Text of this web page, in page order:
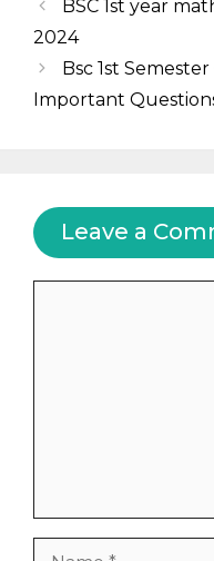
BSC 1st year
2024
Bsc 1st
Important Questions!
Leave a